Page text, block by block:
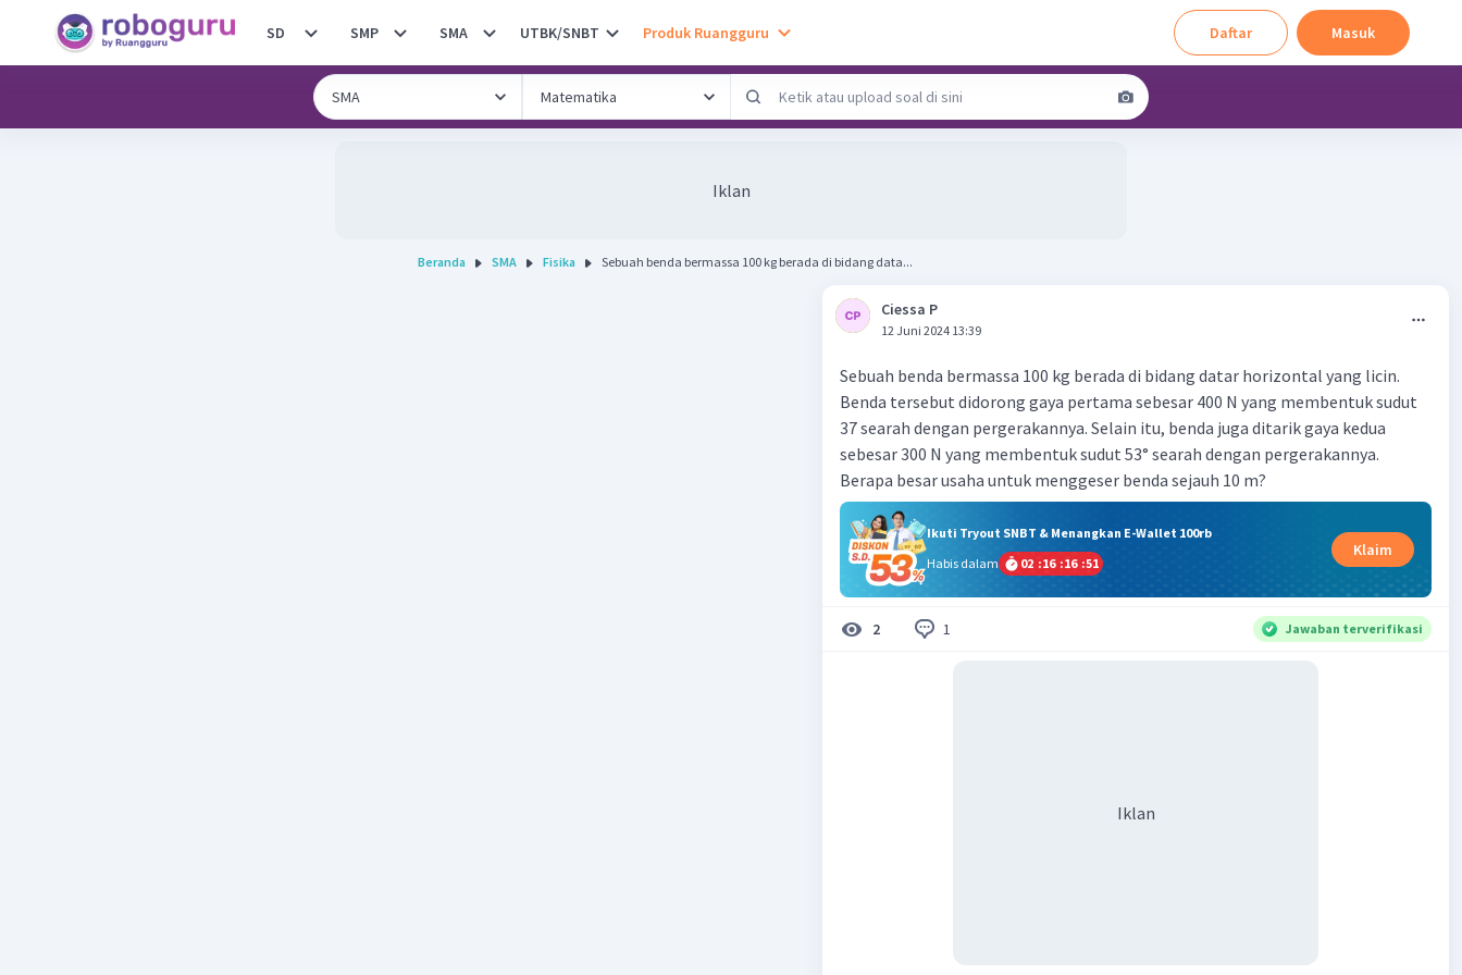
SD SMP SMA UTBK/SNBT Produk Ruangguru Daftar Masuk
Iklan
Beranda SMA Fisika Sebuah benda bermassa 100 kg berada di bidang data...
Ciessa P
12 Juni 2024 13:39
Sebuah benda bermassa 100 kg berada di bidang datar horizontal yang licin.
Benda tersebut didorong gaya pertama sebesar 400 N yang membentuk sudut
37 searah dengan pergerakannya. Selain itu, benda juga ditarik gaya kedua
sebesar 300 N yang membentuk sudut 53° searah dengan pergerakannya.
Berapa besar usaha untuk menggeser benda sejauh 10 m?
Ikuti Tryout SNBT & Menangkan E-Wallet 100rb
Habis dalam
02 :16 :16 :50
Klaim
2 1 Jawaban terverifikasi
Iklan